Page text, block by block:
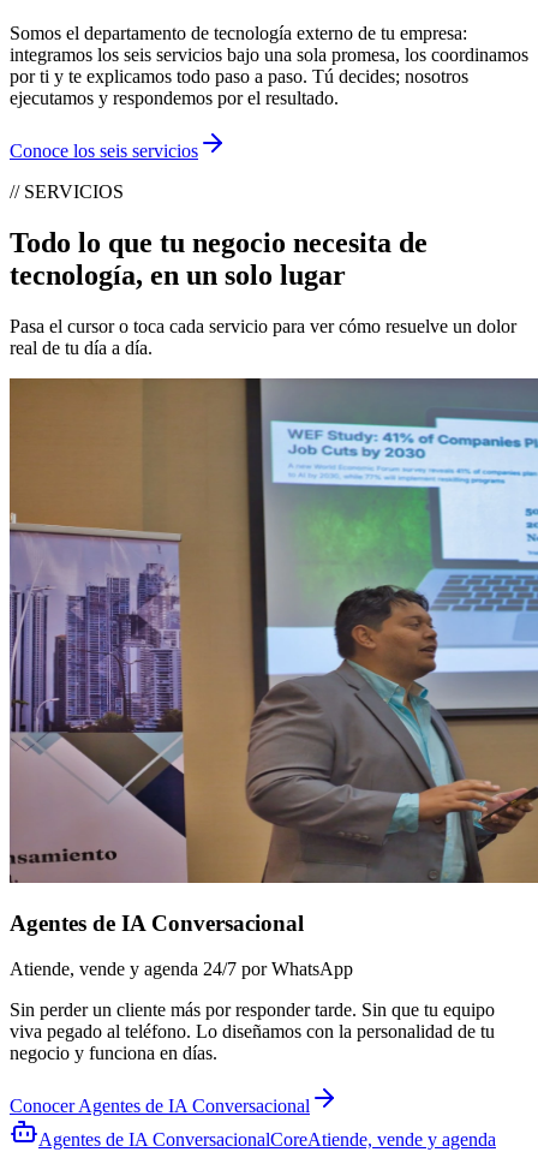
Somos el departamento de tecnología externo de tu empresa:
integramos los seis servicios bajo una sola promesa, los coordinamos
por ti y te explicamos todo paso a paso. Tú decides; nosotros
ejecutamos y respondemos por el resultado.
Conoce los seis servicios
// SERVICIOS
Todo lo que tu negocio necesita de
tecnología, en un solo lugar
Pasa el cursor o toca cada servicio para ver cómo resuelve un dolor
real de tu día a día.
Agentes de IA Conversacional
Atiende, vende y agenda 24/7 por WhatsApp
Sin perder un cliente más por responder tarde. Sin que tu equipo
viva pegado al teléfono. Lo diseñamos con la personalidad de tu
negocio y funciona en días.
ConocerAgentes de IA Conversacional
Agentes de IA ConversacionalCoreAtiende, vende y agenda